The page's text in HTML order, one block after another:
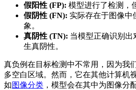
假阳性 (FP): 模型进行了检测，
假阴性 (FN): 实际存在于图像中
象。
真阴性 (TN): 当模型正确识别
生真阴性。
真负例在目标检测中不常用，因为我
多空白区域。然而，它在其他计算机
如图像分类 ，模型会在其中为图像分